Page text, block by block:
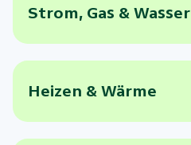
Strom, Gas & Wasser
Heizen & Wärme